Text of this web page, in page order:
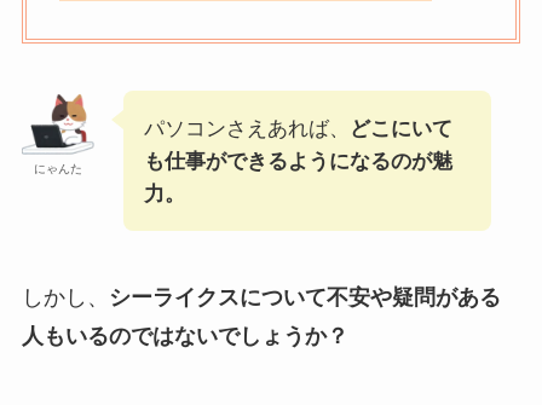
にゃんた
パソコンさえあれば、
どこにいて
も仕事ができるようになるのが魅
力。
しかし、
シーライクスについて不安や疑問がある
人もいるのではないでしょうか？